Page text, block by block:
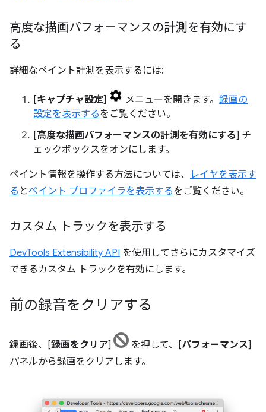
高度な描画パフォーマンスの計測を有効にす
る
詳細なペイント計測を表示するには:
[キャプチャ設定] メニューを開きます。 録画の
設定を表示するをご覧ください。
[高度な描画パフォーマンスの計測を有効にする] チ
ェックボックスをオンにします。
ペイント情報を操作する方法については、
レイヤを表示す
る とペイント プロファイラを表示するをご覧ください。
カスタム トラックを表示する
DevTools Extensibility API を使用してさらにカスタマイズ
できるカスタム トラックを有効にします。
前の録音をクリアする
録画後、[録画をクリア] を押して、[パフォーマンス]
パネルから録画をクリアします。